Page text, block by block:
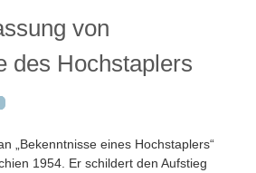
von
des Hochstaplers
„Bekenntnisse eines Hochstaplers“
1954. Er schildert den Aufstieg